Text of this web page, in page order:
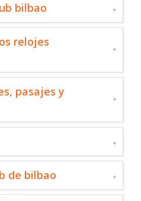
bilbao
relojes
pasajes y
de bilbao